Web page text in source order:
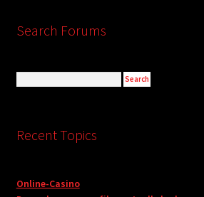
Search Forums
Recent Topics
Online-Casino